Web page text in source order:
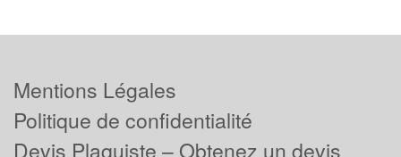
Mentions Légales
Politique de confidentialité
Devis Plaquiste – Obtenez un devis